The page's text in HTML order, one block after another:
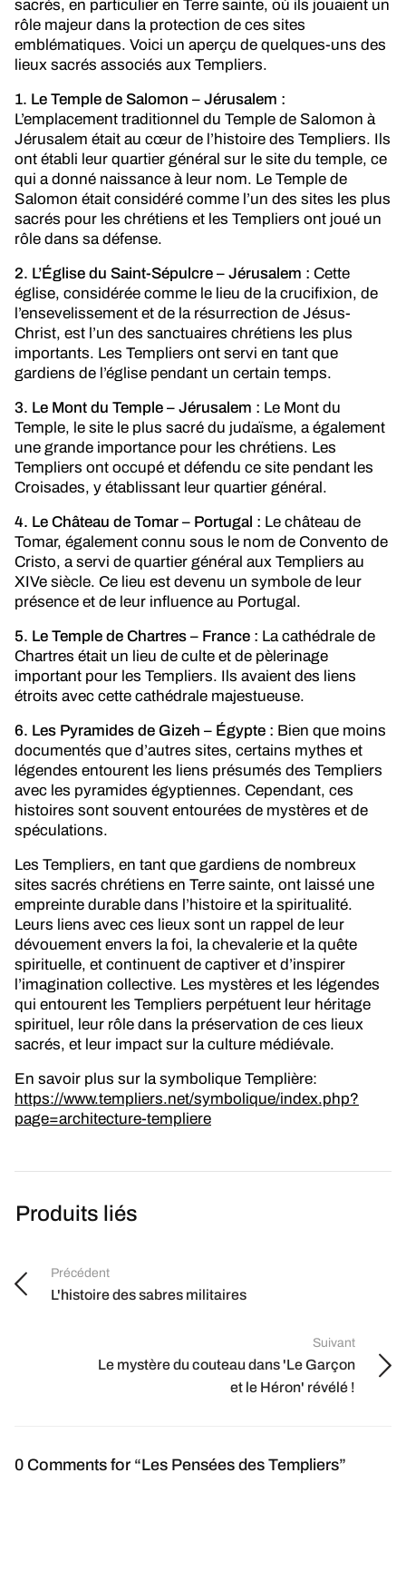
sacrés, en particulier en Terre sainte, où ils jouaient un
rôle majeur dans la protection de ces sites
emblématiques. Voici un aperçu de quelques-uns des
lieux sacrés associés aux Templiers.
1. Le Temple de Salomon – Jérusalem :
L’emplacement traditionnel du Temple de Salomon à
Jérusalem était au cœur de l’histoire des Templiers. Ils
ont établi leur quartier général sur le site du temple, ce
qui a donné naissance à leur nom. Le Temple de
Salomon était considéré comme l’un des sites les plus
sacrés pour les chrétiens et les Templiers ont joué un
rôle dans sa défense.
2. L’Église du Saint-Sépulcre – Jérusalem : Cette
église, considérée comme le lieu de la crucifixion, de
l’ensevelissement et de la résurrection de Jésus-
Christ, est l’un des sanctuaires chrétiens les plus
importants. Les Templiers ont servi en tant que
gardiens de l’église pendant un certain temps.
3. Le Mont du Temple – Jérusalem : Le Mont du
Temple, le site le plus sacré du judaïsme, a également
une grande importance pour les chrétiens. Les
Templiers ont occupé et défendu ce site pendant les
Croisades, y établissant leur quartier général.
4. Le Château de Tomar – Portugal : Le château de
Tomar, également connu sous le nom de Convento de
Cristo, a servi de quartier général aux Templiers au
XIVe siècle. Ce lieu est devenu un symbole de leur
présence et de leur influence au Portugal.
5. Le Temple de Chartres – France : La cathédrale de
Chartres était un lieu de culte et de pèlerinage
important pour les Templiers. Ils avaient des liens
étroits avec cette cathédrale majestueuse.
6. Les Pyramides de Gizeh – Égypte : Bien que moins
documentés que d’autres sites, certains mythes et
légendes entourent les liens présumés des Templiers
avec les pyramides égyptiennes. Cependant, ces
histoires sont souvent entourées de mystères et de
spéculations.
Les Templiers, en tant que gardiens de nombreux
sites sacrés chrétiens en Terre sainte, ont laissé une
empreinte durable dans l’histoire et la spiritualité.
Leurs liens avec ces lieux sont un rappel de leur
dévouement envers la foi, la chevalerie et la quête
spirituelle, et continuent de captiver et d’inspirer
l’imagination collective. Les mystères et les légendes
qui entourent les Templiers perpétuent leur héritage
spirituel, leur rôle dans la préservation de ces lieux
sacrés, et leur impact sur la culture médiévale.
En savoir plus sur la symbolique Templière:
https://www.templiers.net/symbolique/index.php?
page=architecture-templiere
Produits liés
Précédent
L'histoire des sabres militaires
Suivant
Le mystère du couteau dans 'Le Garçon
et le Héron' révélé !
0 Comments for “Les Pensées des Templiers”